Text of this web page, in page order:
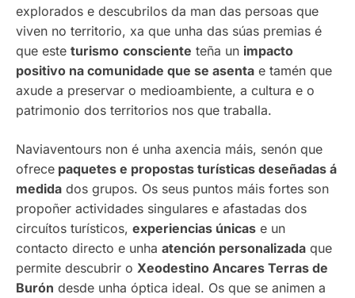
explorados e descubrilos da man das persoas que
viven no territorio, xa que unha das súas premias é
que este turismo consciente teña un impacto
positivo na comunidade que se asenta e tamén que
axude a preservar o medioambiente, a cultura e o
patrimonio dos territorios nos que traballa.
Naviaventours non é unha axencia máis, senón que
ofrece paquetes e propostas turísticas deseñadas á
medida dos grupos. Os seus puntos máis fortes son
propoñer actividades singulares e afastadas dos
circuítos turísticos, experiencias únicas e un
contacto directo e unha atención personalizada que
permite descubrir o Xeodestino Ancares Terras de
Burón desde unha óptica ideal. Os que se animen a